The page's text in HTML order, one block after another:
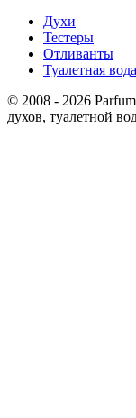
Духи
Тестеры
Отливанты
Туалетная вода
© 2008 - 2026
духов, туалетной